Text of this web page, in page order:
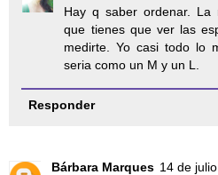
Hay q saber ordenar. La
que tienes que ver las
medirte. Yo casi todo lo
seria como un M y un L.
Responder
Bárbara Marques 14 de